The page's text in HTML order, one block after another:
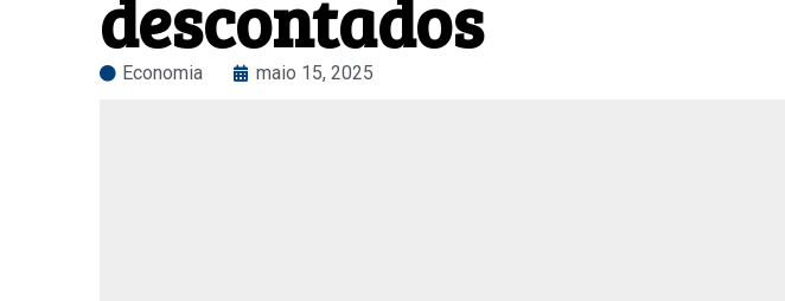
descontados
Economia maio 15, 2025